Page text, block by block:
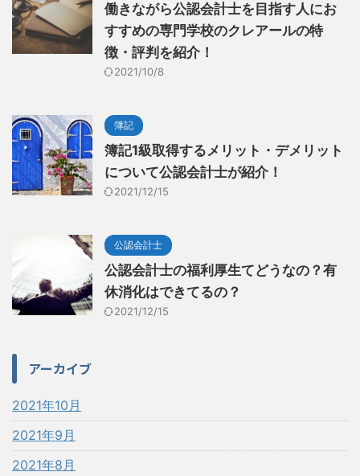
働きながら公認会計士を目指す人にお
すすめの専門学校のクレアールの特
徴・評判を紹介！
2021/10/8
簿記
簿記1級取得するメリット・デメリット
について公認会計士が紹介！
2021/12/15
公認会計士
公認会計士の福利厚生てどうなの？有
休消化はできてるの？
2021/12/15
アーカイブ
2021年10月
2021年9月
2021年8月